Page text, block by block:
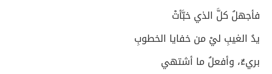
فأجهلُ كلَّ الذي خبَّأتْ
يدُ الغيبِ ليْ من خفايا الخطوبِ
بريءٌ، وأفعلُ ما أشتهي